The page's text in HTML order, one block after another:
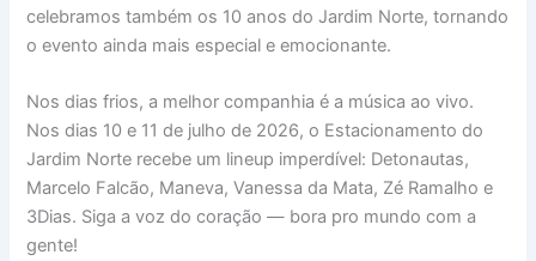
celebramos também os 10 anos do Jardim Norte, tornando
o evento ainda mais especial e emocionante.
Nos dias frios, a melhor companhia é a música ao vivo.
Nos dias 10 e 11 de julho de 2026, o Estacionamento do
Jardim Norte recebe um lineup imperdível: Detonautas,
Marcelo Falcão, Maneva, Vanessa da Mata, Zé Ramalho e
3Dias. Siga a voz do coração — bora pro mundo com a
gente!